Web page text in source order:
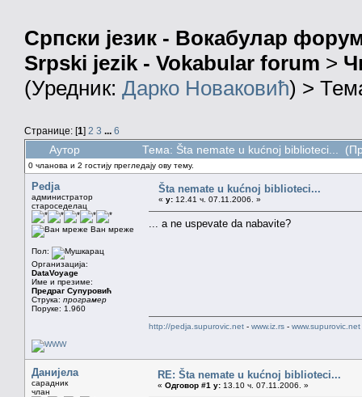
Српски језик - Вокабулар
Srpski jezik - Vokabular forum >
(Уредник: Дарко Новаковић) >
Странице: [1] 2 3 ... 6
Аутор Тема: Šta nemate u kućnoj biblioteci...
0 чланова и 2 гостију прегледају ову тему.
Pedja
администратор
староседелац
Ван мреже
Пол:
Организација:
DataVoyage
Име и презиме:
Предраг Супуровић
Струка: програмер
Поруке: 1.960
Šta nemate u kućnoj biblioteci...
« у: 12.41 ч. 07.11.2006. »
... a ne uspevate da nabavite?
http://pedja.supurovic.net - www.iz.rs - www.supurovic.net
Данијела
сарадник
члан
RE: Šta nemate u kućnoj biblioteci...
« Одговор #1 у: 13.10 ч. 07.11.2006. »